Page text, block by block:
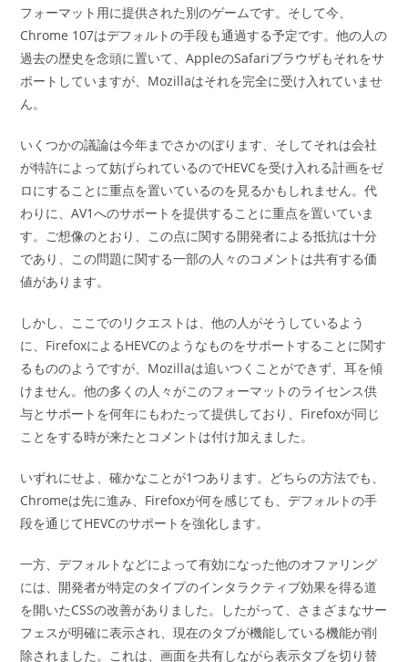
フォーマット用に提供された別のゲームです。そして今、
Chrome 107はデフォルトの手段も通過する予定です。他の人の
過去の歴史を念頭に置いて、AppleのSafariブラウザもそれをサ
ポートしていますが、Mozillaはそれを完全に受け入れていませ
ん。
いくつかの議論は今年までさかのぼります、そしてそれは会社
が特許によって妨げられているのでHEVCを受け入れる計画をゼ
ロにすることに重点を置いているのを見るかもしれません。代
わりに、AV1へのサポートを提供することに重点を置いていま
す。ご想像のとおり、この点に関する開発者による抵抗は十分
であり、この問題に関する一部の人々のコメントは共有する価
値があります。
しかし、ここでのリクエストは、他の人がそうしているよう
に、FirefoxによるHEVCのようなものをサポートすることに関す
るもののようですが、Mozillaは追いつくことができず、耳を傾
けません。他の多くの人々がこのフォーマットのライセンス供
与とサポートを何年にもわたって提供しており、Firefoxが同じ
ことをする時が来たとコメントは付け加えました。
いずれにせよ、確かなことが1つあります。どちらの方法でも、
Chromeは先に進み、Firefoxが何を感じても、デフォルトの手
段を通じてHEVCのサポートを強化します。
一方、デフォルトなどによって有効になった他のオファリング
には、開発者が特定のタイプのインタラクティブ効果を得る道
を開いたCSSの改善がありました。したがって、さまざまなサー
フェスが明確に表示され、現在のタブが機能している機能が削
除されました。これは、画面を共有しながら表示タブを切り替